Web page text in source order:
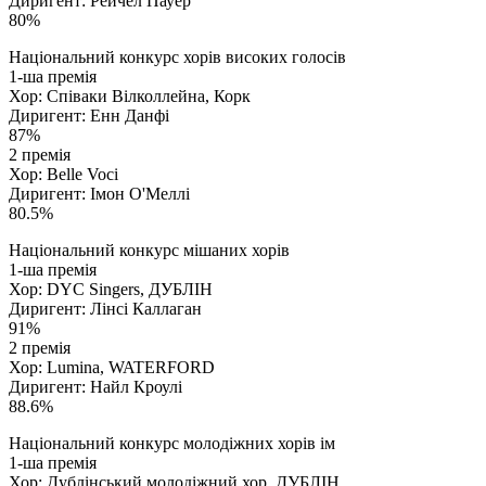
80%
Національний конкурс хорів високих голосів
1-ша премія
Хор: Співаки Вілколлейна, Корк
Диригент: Енн Данфі
87%
2 премія
Хор: Belle Voci
Диригент: Імон О'Меллі
80.5%
Національний конкурс мішаних хорів
1-ша премія
Хор: DYC Singers, ДУБЛІН
Диригент: Лінсі Каллаган
91%
2 премія
Хор: Lumina, WATERFORD
Диригент: Найл Кроулі
88.6%
Національний конкурс молодіжних хорів ім
1-ша премія
Хор: Дублінський молодіжний хор, ДУБЛІН